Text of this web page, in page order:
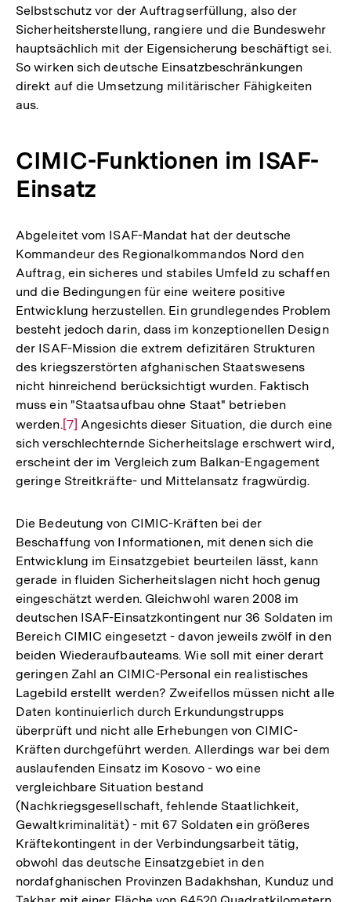
Selbstschutz vor der Auftragserfüllung, also der
Sicherheitsherstellung, rangiere und die Bundeswehr
hauptsächlich mit der Eigensicherung beschäftigt sei.
So wirken sich deutsche Einsatzbeschränkungen
direkt auf die Umsetzung militärischer Fähigkeiten
aus.
CIMIC-Funktionen im ISAF-
Einsatz
Abgeleitet vom ISAF-Mandat hat der deutsche
Kommandeur des Regionalkommandos Nord den
Auftrag, ein sicheres und stabiles Umfeld zu schaffen
und die Bedingungen für eine weitere positive
Entwicklung herzustellen. Ein grundlegendes Problem
besteht jedoch darin, dass im konzeptionellen Design
der ISAF-Mission die extrem defizitären Strukturen
des kriegszerstörten afghanischen Staatswesens
nicht hinreichend berücksichtigt wurden. Faktisch
muss ein "Staatsaufbau ohne Staat" betrieben
werden.Zur
Auflösung
der
Fußnote
[7] Angesichts dieser Situation, die durch eine
sich verschlechternde Sicherheitslage erschwert wird,
erscheint der im Vergleich zum Balkan-Engagement
geringe Streitkräfte- und Mittelansatz fragwürdig.
Die Bedeutung von CIMIC-Kräften bei der
Beschaffung von Informationen, mit denen sich die
Entwicklung im Einsatzgebiet beurteilen lässt, kann
gerade in fluiden Sicherheitslagen nicht hoch genug
eingeschätzt werden. Gleichwohl waren 2008 im
deutschen ISAF-Einsatzkontingent nur 36 Soldaten im
Bereich CIMIC eingesetzt - davon jeweils zwölf in den
beiden Wiederaufbauteams. Wie soll mit einer derart
geringen Zahl an CIMIC-Personal ein realistisches
Lagebild erstellt werden? Zweifellos müssen nicht alle
Daten kontinuierlich durch Erkundungstrupps
überprüft und nicht alle Erhebungen von CIMIC-
Kräften durchgeführt werden. Allerdings war bei dem
auslaufenden Einsatz im Kosovo - wo eine
vergleichbare Situation bestand
(Nachkriegsgesellschaft, fehlende Staatlichkeit,
Gewaltkriminalität) - mit 67 Soldaten ein größeres
Kräftekontingent in der Verbindungsarbeit tätig,
obwohl das deutsche Einsatzgebiet in den
nordafghanischen Provinzen Badakhshan, Kunduz und